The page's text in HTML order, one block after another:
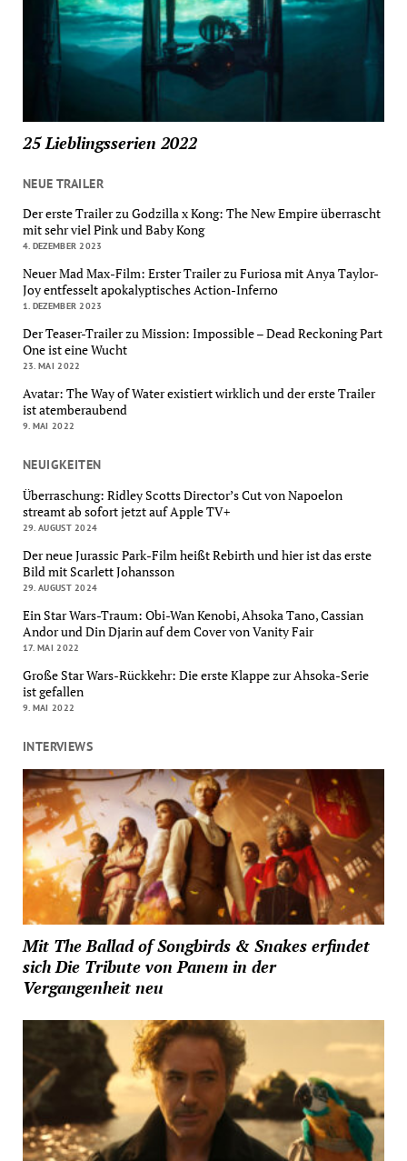
25 Lieblingsserien 2022
NEUE TRAILER
Der erste Trailer zu Godzilla x Kong: The New Empire überrascht
mit sehr viel Pink und Baby Kong
4. DEZEMBER 2023
Neuer Mad Max-Film: Erster Trailer zu Furiosa mit Anya Taylor-
Joy entfesselt apokalyptisches Action-Inferno
1. DEZEMBER 2023
Der Teaser-Trailer zu Mission: Impossible – Dead Reckoning Part
One ist eine Wucht
23. MAI 2022
Avatar: The Way of Water existiert wirklich und der erste Trailer
ist atemberaubend
9. MAI 2022
NEUIGKEITEN
Überraschung: Ridley Scotts Director’s Cut von Napoelon
streamt ab sofort jetzt auf Apple TV+
29. AUGUST 2024
Der neue Jurassic Park-Film heißt Rebirth und hier ist das erste
Bild mit Scarlett Johansson
29. AUGUST 2024
Ein Star Wars-Traum: Obi-Wan Kenobi, Ahsoka Tano, Cassian
Andor und Din Djarin auf dem Cover von Vanity Fair
17. MAI 2022
Große Star Wars-Rückkehr: Die erste Klappe zur Ahsoka-Serie
ist gefallen
9. MAI 2022
INTERVIEWS
Mit The Ballad of Songbirds & Snakes erfindet
sich Die Tribute von Panem in der
Vergangenheit neu